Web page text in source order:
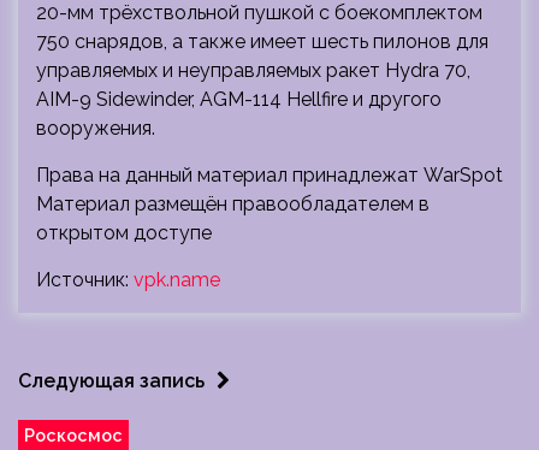
20-мм трёхствольной пушкой с боекомплектом
750 снарядов, а также имеет шесть пилонов для
управляемых и неуправляемых ракет Hydra 70,
AIM-9 Sidewinder, AGM-114 Hellfire и другого
вооружения.
Права на данный материал принадлежат WarSpot
Материал размещён правообладателем в
открытом доступе
Источник: vpk.name
Следующая запись
Роскосмос